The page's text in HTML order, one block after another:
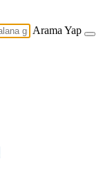
Arama Yap